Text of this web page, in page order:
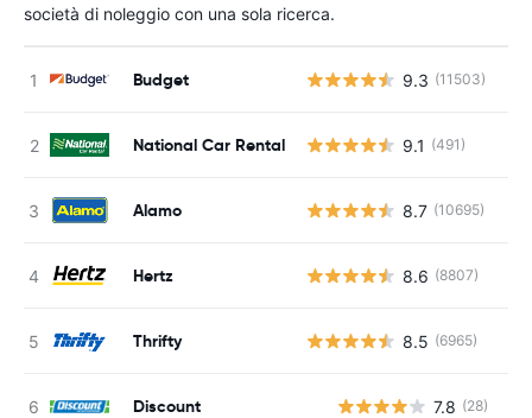
società di noleggio con una sola ricerca.
Budget 9.3 (11503)
National Car Rental 9.1 (491)
Alamo 8.7 (10695)
Hertz 8.6 (8807)
Thrifty 8.5 (6965)
Discount 7.8 (28)